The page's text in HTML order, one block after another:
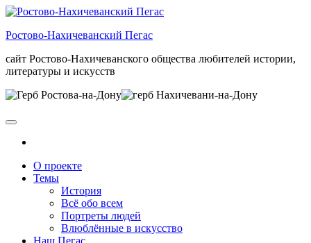
Skip
the
Ростово-Нахичеванский Пегас
сайт Ростово-Нахичеванского общества любителей истории,
литературы и искусств
О проекте
Темы
История
Всё обо всем
Портреты людей
Влюблённые в искусство
Наш Пегас